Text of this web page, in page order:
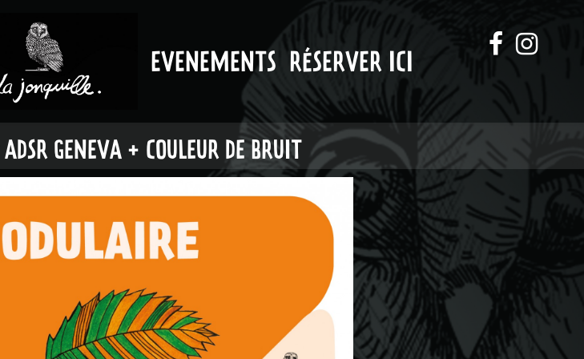
EVENEMENTS RÉSERVER ICI
GENEVA + COULEUR DE BRUIT